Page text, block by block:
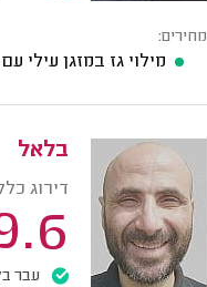
מחירים:
מילוי גז במזגן עילי
בלאל
דירוג
עבר